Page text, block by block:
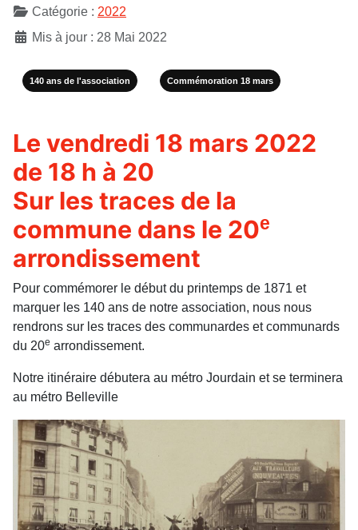
Catégorie : 2022
Mis à jour : 28 Mai 2022
140 ans de l'association Commémoration 18 mars
Le vendredi 18 mars 2022
de 18 h à 20
Sur les traces de la
commune dans le 20e
arrondissement
Pour commémorer le début du printemps de 1871 et
marquer les 140 ans de notre association, nous nous
rendrons sur les traces des communardes et communards
du 20e arrondissement.
Notre itinéraire débutera au métro Jourdain et se terminera
au métro Belleville